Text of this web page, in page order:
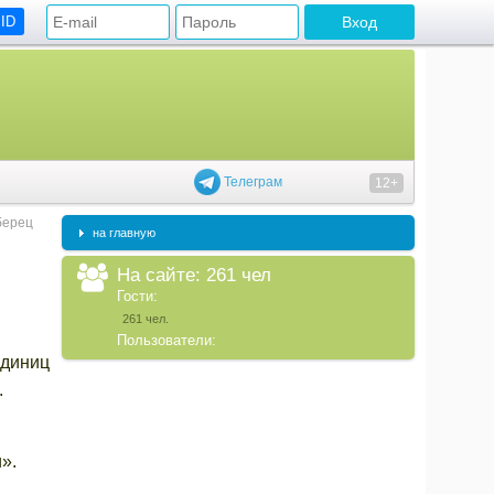
Телеграм 12+
на главную
На сайте: 261 чел
Гости:
261 чел.
Пользователи: